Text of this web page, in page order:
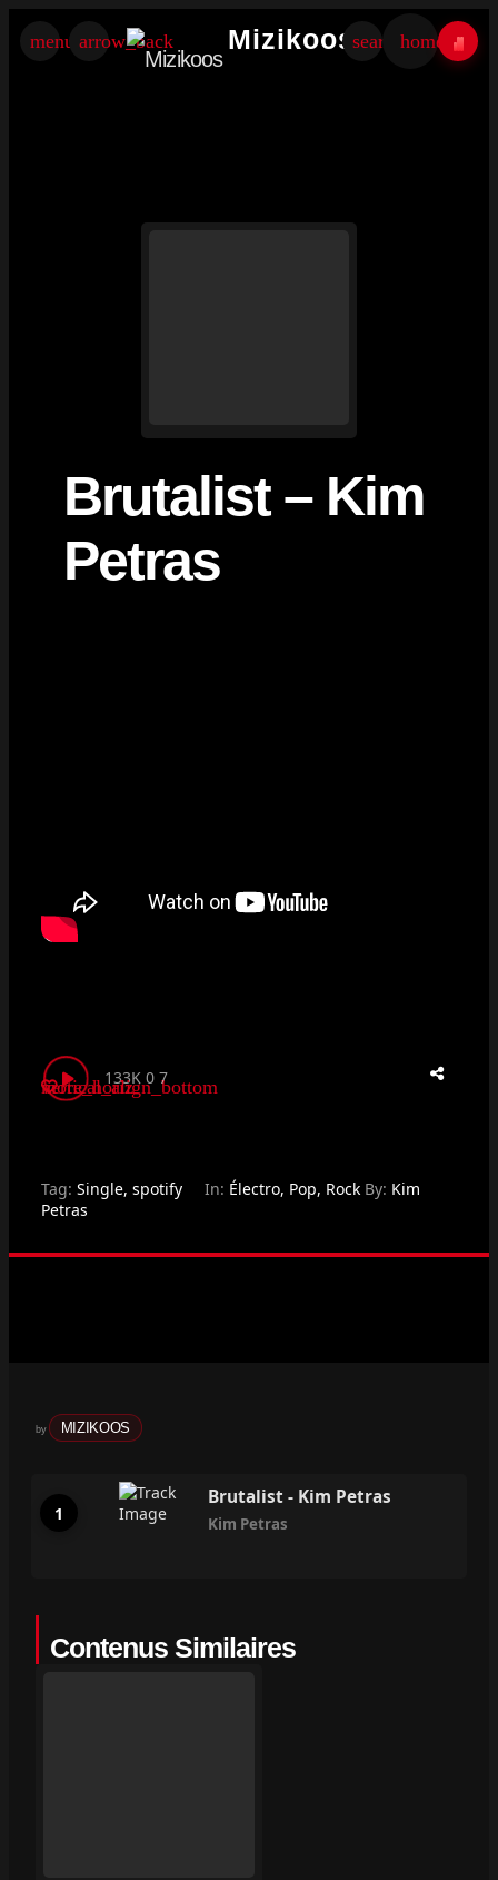
menu arrow_back Mizikoossearchhome
Brutalist – Kim
Petras
133K 0
vertical_align_bottom
7
more_horiz
Tag: Single, spotify In: Électro, Pop, Rock By: Kim
Petras
by MIZIKOOS
Brutalist - Kim Petras
Kim Petras
Contenus Similaires
×